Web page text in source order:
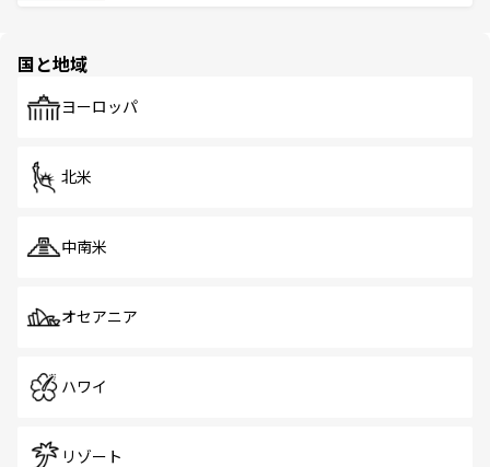
で、ホーカーズは地元の風情を楽しめる外せないスポット
国と地域
ヨーロッパ
北米
中南米
オセアニア
ハワイ
リゾート